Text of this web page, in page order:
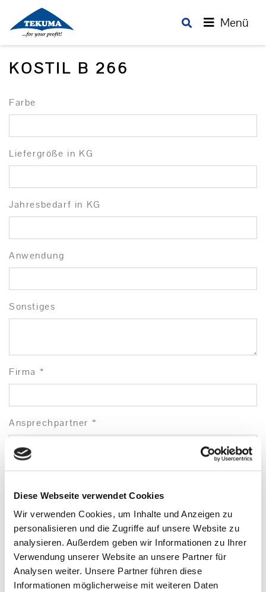
Diese Webseite verwendet Cookies
Wir verwenden Cookies, um Inhalte und Anzeigen zu
personalisieren und die Zugriffe auf unsere Website zu
analysieren. Außerdem geben wir Informationen zu Ihrer
Verwendung unserer Website an unsere Partner für
Analysen weiter. Unsere Partner führen diese
Informationen möglicherweise mit weiteren Daten
Menü
KOSTIL B 266
Farbe
Liefergröße in KG
Jahresbedarf in KG
Anwendung
Sonstiges
Firma *
Ansprechpartner *
Strasse
LKZ
PLZ